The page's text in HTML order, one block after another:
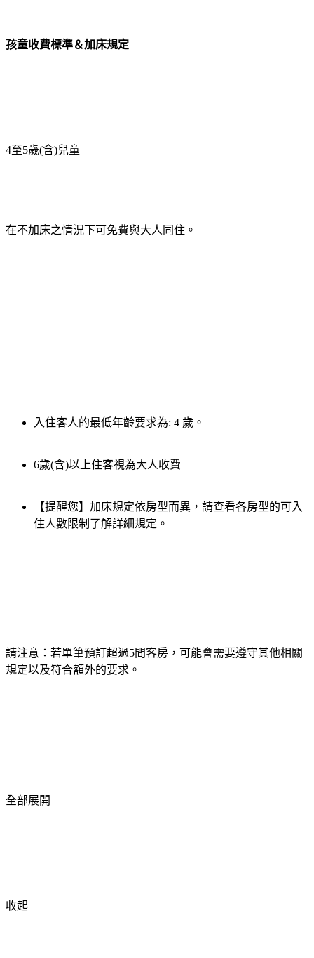
孩童收費標準＆加床規定
4至5歲(含)兒童
在不加床之情況下可免費與大人同住。
入住客人的最低年齡要求為: 4 歲。
6歲(含)以上住客視為大人收費
【提醒您】加床規定依房型而異，請查看各房型的可入
住人數限制了解詳細規定。
請注意：若單筆預訂超過5間客房，可能會需要遵守其他相關
規定以及符合額外的要求。
全部展開
收起